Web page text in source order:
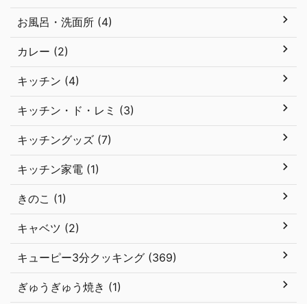
お風呂・洗面所 (4)
カレー (2)
キッチン (4)
キッチン・ド・レミ (3)
キッチングッズ (7)
キッチン家電 (1)
きのこ (1)
キャベツ (2)
キューピー3分クッキング (369)
ぎゅうぎゅう焼き (1)